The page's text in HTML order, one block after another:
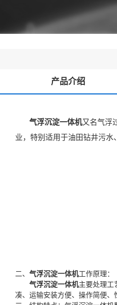
产品介绍
气浮沉淀一体机又名气浮
业，特别适用于油田钻井污水
二、 气浮沉淀一体机工作原理：
气浮沉淀一体机主要处理工
凑、运输安装方便、操作简便